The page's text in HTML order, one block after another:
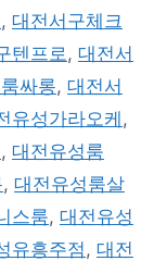
, 대전서구체크
텐프로, 대전서
싸롱, 대전서
유성가라오케 ,
, 대전유성룸
, 대전유성룸살
스룸, 대전유성
유흥주점, 대전